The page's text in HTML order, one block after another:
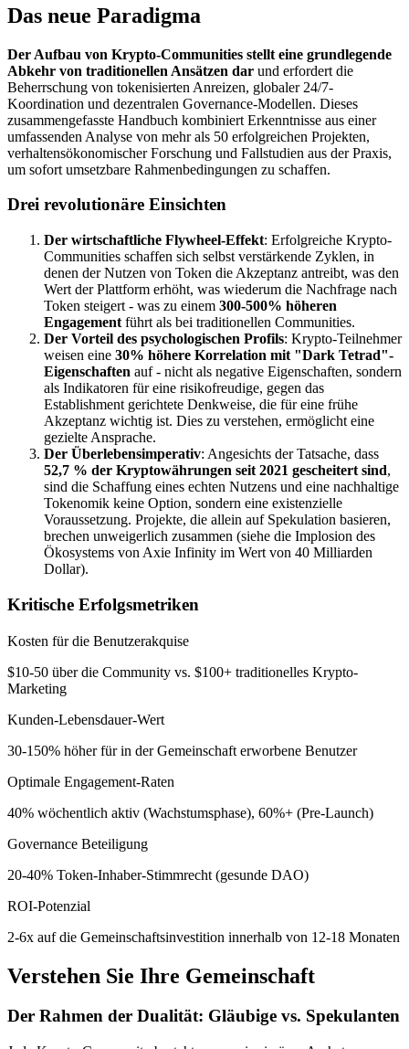
Das neue Paradigma
Der Aufbau von Krypto-Communities stellt eine grundlegende
Abkehr von traditionellen Ansätzen dar und erfordert die
Beherrschung von tokenisierten Anreizen, globaler 24/7-
Koordination und dezentralen Governance-Modellen. Dieses
zusammengefasste Handbuch kombiniert Erkenntnisse aus einer
umfassenden Analyse von mehr als 50 erfolgreichen Projekten,
verhaltensökonomischer Forschung und Fallstudien aus der Praxis,
um sofort umsetzbare Rahmenbedingungen zu schaffen.
Drei revolutionäre Einsichten
Der wirtschaftliche Flywheel-Effekt: Erfolgreiche Krypto-
Communities schaffen sich selbst verstärkende Zyklen, in
denen der Nutzen von Token die Akzeptanz antreibt, was den
Wert der Plattform erhöht, was wiederum die Nachfrage nach
Token steigert - was zu einem 300-500% höheren
Engagement führt als bei traditionellen Communities.
Der Vorteil des psychologischen Profils: Krypto-Teilnehmer
weisen eine 30% höhere Korrelation mit "Dark Tetrad"-
Eigenschaften auf - nicht als negative Eigenschaften, sondern
als Indikatoren für eine risikofreudige, gegen das
Establishment gerichtete Denkweise, die für eine frühe
Akzeptanz wichtig ist. Dies zu verstehen, ermöglicht eine
gezielte Ansprache.
Der Überlebensimperativ: Angesichts der Tatsache, dass
52,7 % der Kryptowährungen seit 2021 gescheitert sind,
sind die Schaffung eines echten Nutzens und eine nachhaltige
Tokenomik keine Option, sondern eine existenzielle
Voraussetzung. Projekte, die allein auf Spekulation basieren,
brechen unweigerlich zusammen (siehe die Implosion des
Ökosystems von Axie Infinity im Wert von 40 Milliarden
Dollar).
Kritische Erfolgsmetriken
Kosten für die Benutzerakquise
$10-50 über die Community vs. $100+ traditionelles Krypto-
Marketing
Kunden-Lebensdauer-Wert
30-150% höher für in der Gemeinschaft erworbene Benutzer
Optimale Engagement-Raten
40% wöchentlich aktiv (Wachstumsphase), 60%+ (Pre-Launch)
Governance Beteiligung
20-40% Token-Inhaber-Stimmrecht (gesunde DAO)
ROI-Potenzial
2-6x auf die Gemeinschaftsinvestition innerhalb von 12-18 Monaten
Verstehen Sie Ihre Gemeinschaft
Der Rahmen der Dualität: Gläubige vs. Spekulanten